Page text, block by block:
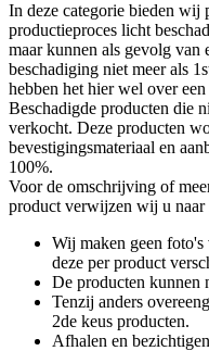
In deze categorie bieden wij
productieproces licht
maar kunnen als gevolg van
beschadiging niet meer als
hebben het hier wel over
Beschadigde producten die
verkocht. Deze producten
bevestigingsmateriaal en
100%.
Voor de omschrijving of
product verwijzen wij u naar
Wij maken geen foto's
deze per product
De producten kunnen
Tenzij anders
2de keus producten.
Afhalen en